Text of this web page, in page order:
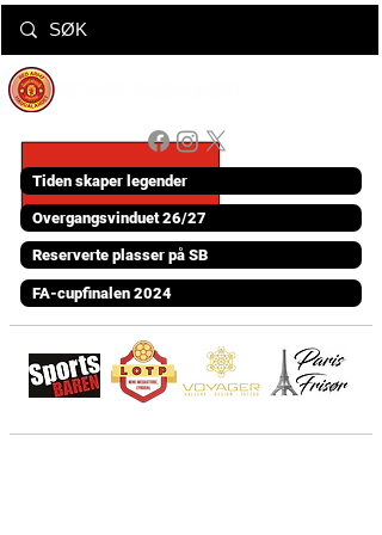
Tiden skaper legender
Overgangsvinduet 26/27
Reserverte plasser på SB
FA-cupfinalen 2024